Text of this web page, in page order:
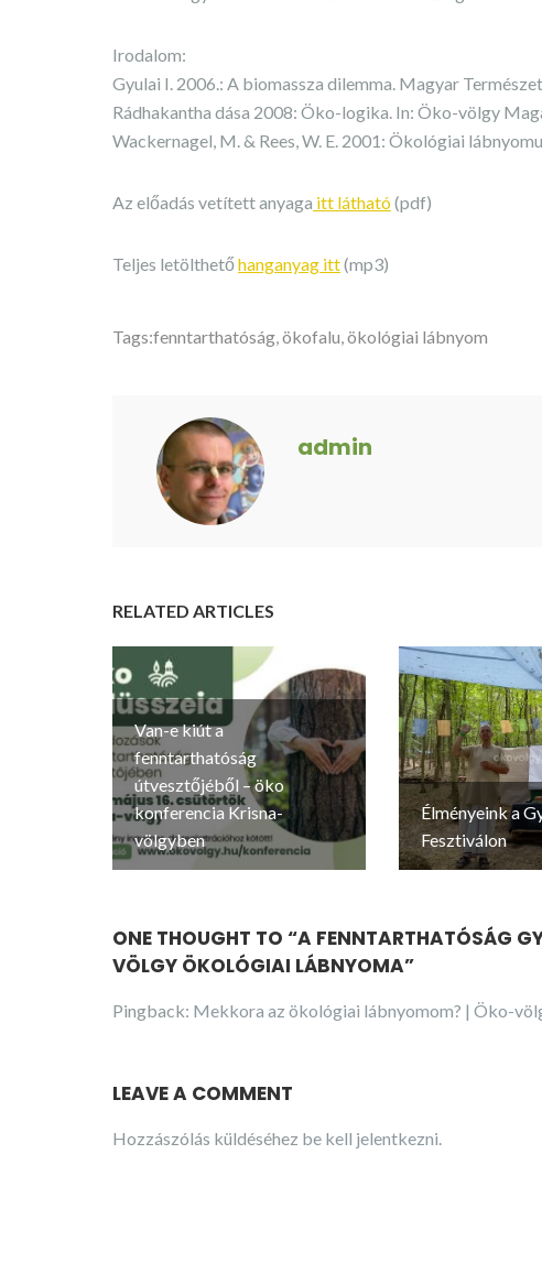
Irodalom:
Gyulai I. 2006.: A biomassza dilemma. Magyar
Rádhakantha dása 2008: Öko-logika. In: Öko-völgy
Wackernagel, M. & Rees, W. E. 2001: Ökológiai
Az előadás vetített anyaga itt látható(pdf)
Teljes letölthetőhanganyag itt(mp3)
Tags:fenntarthatóság,ökofalu,ökológiai lábnyom
admin
RELATED ARTICLES
Van-e kiút a
fenntarthatóság
útvesztőjéből – öko
konferencia Krisna-
völgyben
Élményeink a
Fesztiválon
ONE THOUGHT TO “A FENNTARTHATÓSÁG
VÖLGY ÖKOLÓGIAI LÁBNYOMA”
Pingback: Mekkora az ökológiai lábnyomom? | Öko-
LEAVE A COMMENT
Hozzászólás küldéséhez be kell jelentkezni.